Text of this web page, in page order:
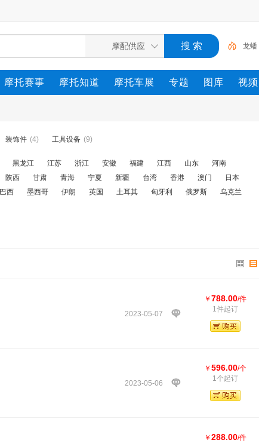
龙蟠
摩托车
摩托赛事 摩托知道 摩托车展 专题 图库 视频
装饰件 (4) 工具设备 (9)
黑龙江 江苏 浙江 安徽 福建 江西 山东
河南
陕西 甘肃 青海 宁夏 新疆 台湾 香港 澳门
日本
巴西 墨西哥 伊朗 英国 土耳其 匈牙利 俄罗斯
乌克兰
2023-05-07
￥ 788.00/件
1件起订
2023-05-06
￥ 596.00/个
1个起订
￥ 288.00/件